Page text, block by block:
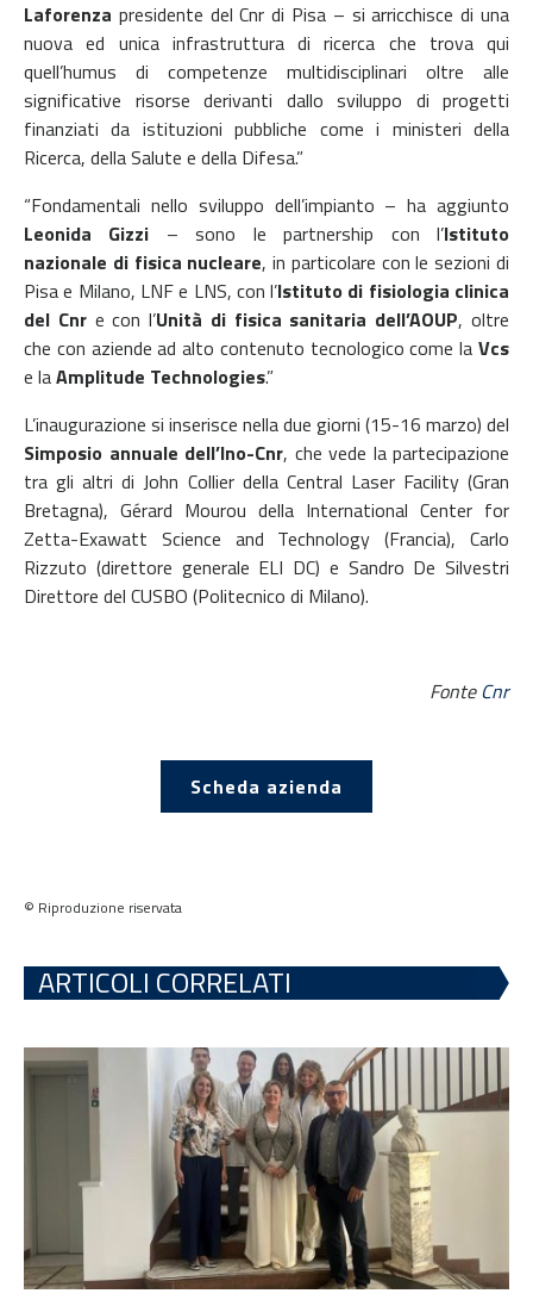
Laforenza presidente del Cnr di Pisa – si arricchisce di una
nuova ed unica infrastruttura di ricerca che trova qui
quell’humus di competenze multidisciplinari oltre alle
significative risorse derivanti dallo sviluppo di progetti
finanziati da istituzioni pubbliche come i ministeri della
Ricerca, della Salute e della Difesa.”
“Fondamentali nello sviluppo dell’impianto – ha aggiunto
Leonida Gizzi – sono le partnership con l’Istituto
nazionale di fisica nucleare, in particolare con le sezioni di
Pisa e Milano, LNF e LNS, con l’Istituto di fisiologia clinica
del Cnre con l’Unità di fisica sanitaria dell’AOUP, oltre
che con aziende ad alto contenuto tecnologico come la Vcs
e laAmplitude Technologies.”
L’inaugurazione si inserisce nella due giorni (15-16 marzo) del
Simposio annuale dell’Ino-Cnr, che vede la partecipazione
tra gli altri di John Collier della Central Laser Facility (Gran
Bretagna), Gérard Mourou della International Center for
Zetta-Exawatt Science and Technology (Francia), Carlo
Rizzuto (direttore generale ELI DC) e Sandro De Silvestri
Direttore del CUSBO (Politecnico di Milano).
FonteCnr
Scheda azienda
© Riproduzione riservata
ARTICOLI CORRELATI